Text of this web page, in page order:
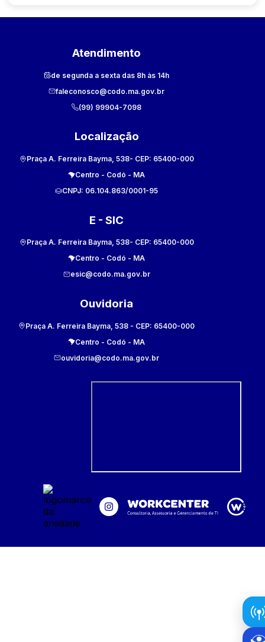
Atendimento
de segunda a sexta das 8h às 14h
faleconosco@codo.ma.gov.br
(99) 99904-7098
Localização
Praça A. Ferreira Bayma, 538- CEP: 65400-000
Centro - Codó - MA
CNPJ: 06.104.863/0001-95
E - SIC
Praça A. Ferreira Bayma, 538- CEP: 65400-000
Centro - Codó - MA
esic@codo.ma.gov.br
Ouvidoria
Praça A. Ferreira Bayma, 538 - CEP: 65400-000
Centro - Codó - MA
ouvidoria@codo.ma.gov.br